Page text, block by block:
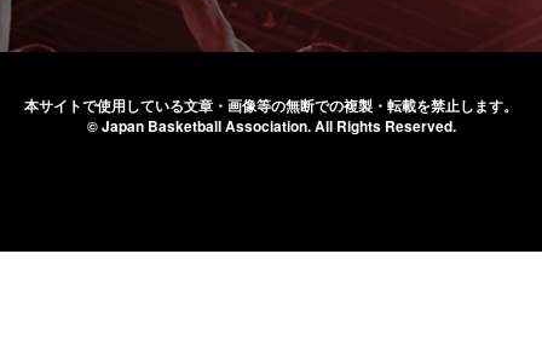
本サイトで使用している文章・画像等の無断での複製・転載を禁止します。
© Japan Basketball Association.All Rights Reserved.